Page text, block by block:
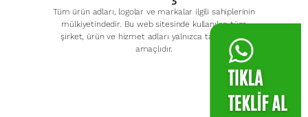
Tüm ürün adları, logolar ve markalar ilgili sahiplerinin
mülkiyetindedir. Bu web sitesinde kullanılan tüm
şirket, ürün ve hizmet adları yalnızca tanımlama
amaçlıdır.